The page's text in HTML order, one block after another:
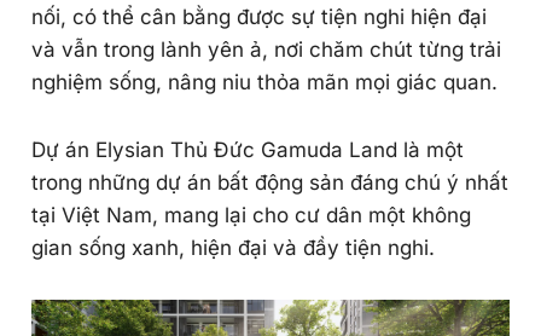
nối, có thể cân bằng được sự tiện nghi hiện đại
và vẫn trong lành yên ả, nơi chăm chút từng trải
nghiệm sống, nâng niu thỏa mãn mọi giác quan.
Dự án Elysian Thủ Đức Gamuda Land là một
trong những dự án bất động sản đáng chú ý nhất
tại Việt Nam, mang lại cho cư dân một không
gian sống xanh, hiện đại và đầy tiện nghi.